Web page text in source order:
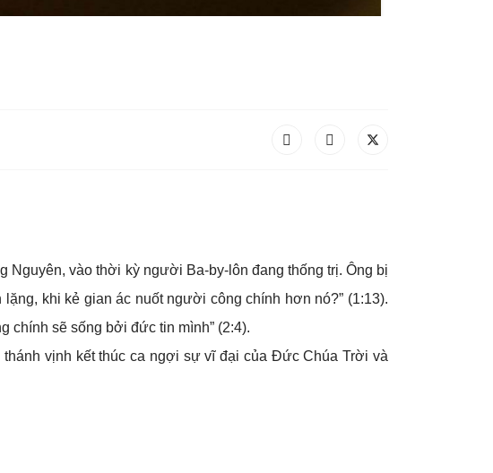
vào thời kỳ người Ba-by-lôn đang thống trị. Ông bị
khi kẻ gian ác nuốt người công chính hơn nó?” (1:13).
chính sẽ sống bởi đức tin mình” (2:4).
vịnh kết thúc ca ngợi sự vĩ đại của Đức Chúa Trời và